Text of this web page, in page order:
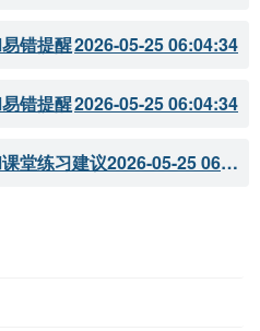
错提醒2026-05-25 06:04:34
错提醒2026-05-25 06:04:34
堂练习建议 2026-05-25 06:04:33